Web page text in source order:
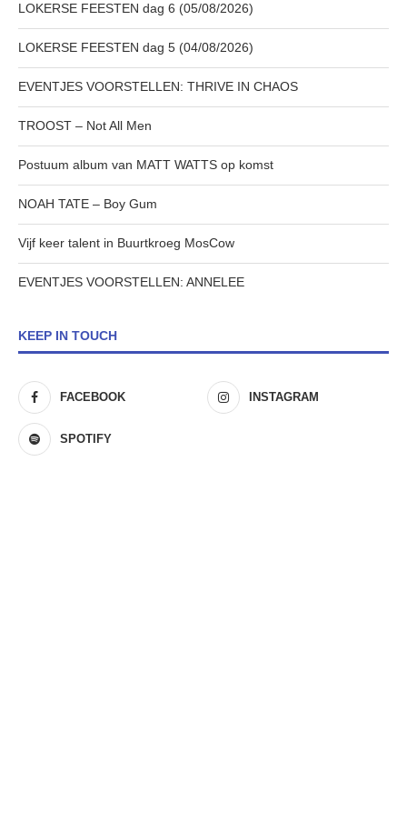
LOKERSE FEESTEN dag 6 (05/08/2026)
LOKERSE FEESTEN dag 5 (04/08/2026)
EVENTJES VOORSTELLEN: THRIVE IN CHAOS
TROOST – Not All Men
Postuum album van MATT WATTS op komst
NOAH TATE – Boy Gum
Vijf keer talent in Buurtkroeg MosCow
EVENTJES VOORSTELLEN: ANNELEE
KEEP IN TOUCH
FACEBOOK INSTAGRAM
SPOTIFY